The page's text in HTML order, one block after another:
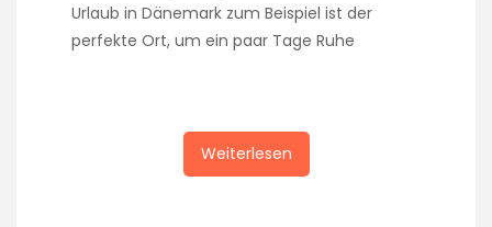
Urlaub in Dänemark zum Beispiel ist der
perfekte Ort, um ein paar Tage Ruhe
Weiterlesen